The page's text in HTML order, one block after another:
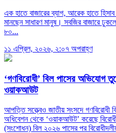
এক হাতে বাজারের ব্যাগ, আরেক হাতে
মানছেন সাধারণ মানুষ। সবজির বাজারে
৮০...
১১ এপ্রিল, ২০২৬, ২:০৭ অপরাহ্ণ
‘গণবিরোধী’ বিল পাসের অভিযোগ
ওয়াকআউট
আপত্তি সত্ত্বেও জাতীয় সংসদে গণবিরোধী
অধিবেশন থেকে ‘ওয়াকআউট’ করেছে
(সংশোধন) বিল ২০২৬ পাসের পর